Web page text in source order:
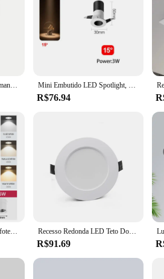
Acnes Pimple Patches para manchas, Adesivos de tratamento para remoção de rosto e pele, 40-240pcs Mini Embutido LED Spotlight, Gabinete de Luz, Pequeno Ângulo, Exibir Arte Imagem, Foco Ajustável, 3W, 8, 15 Graus, Museu Atmosfera
R$76.94
Led downlight spot led holofotes dobrável 220v 7w/10/15w 3 cores sala de estar luminária lâmpada do teto para casa cozinha interior Recesso Redonda LED Teto Downlight, Quarto e Sala de Iluminação, Spot Lamp, Home Decor, Interior, 10Pcs por lote, 220V
R$91.69